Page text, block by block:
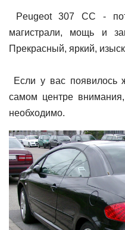
Peugeot 307 CC -
магистрали, мощь и
Прекрасный, яркий,
Если у вас появилось
самом центре
необходимо.